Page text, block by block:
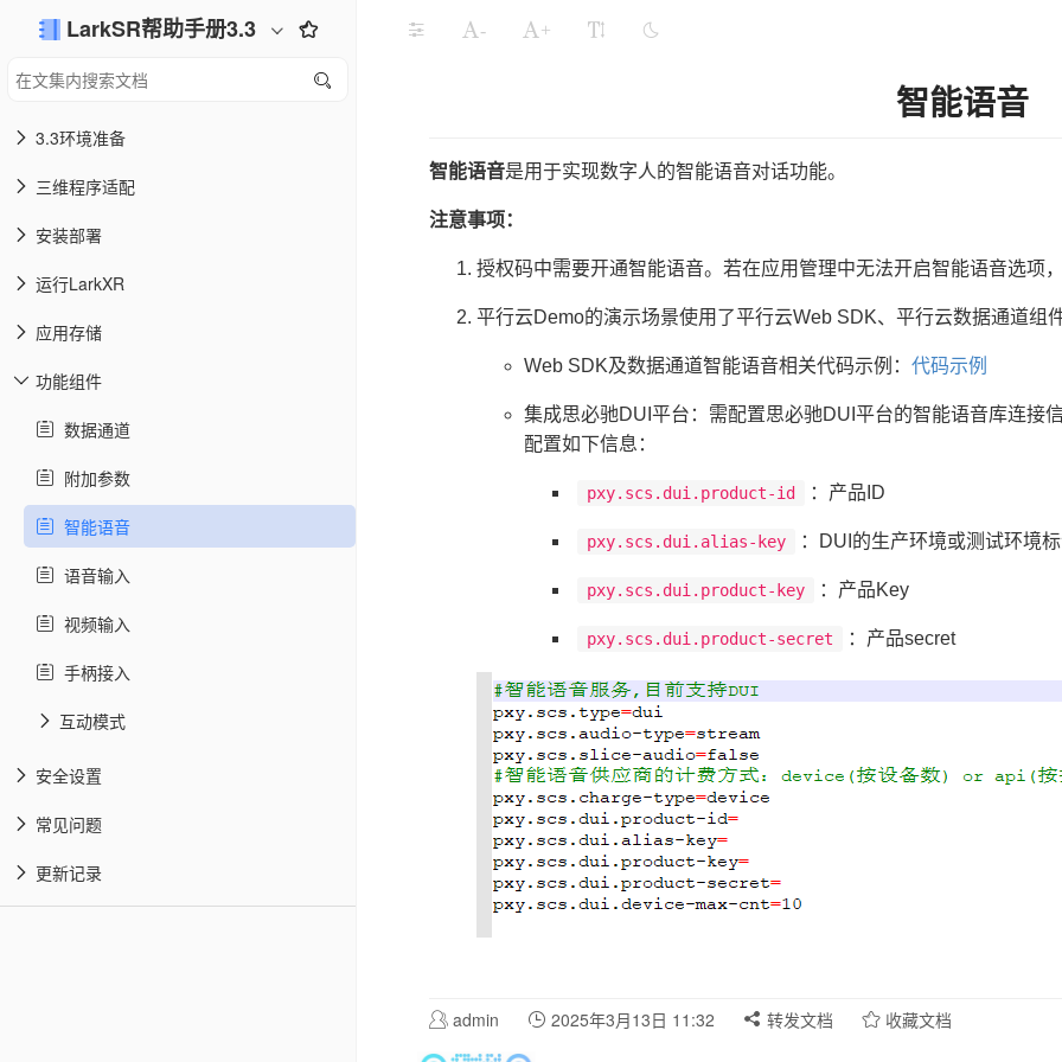
LarkSR帮助手册3.3
3.3环境准备
三维程序适配
安装部署
运行LarkXR
应用存储
功能组件
数据通道
附加参数
智能语音
语音输入
视频输入
手柄接入
互动模式
安全设置
常见问题
更新记录
- +
智能语音
智能语音是用于实现数字人的智能语音对话功能。
注意事项：
授权码中需要开通智能语音。若在应用管理中无法开启智能语音选项
平行云Demo的演示场景使用了平行云Web SDK、平行云数据通道组
Web SDK及数据通道智能语音相关代码示例： 代码示例
集成思必驰DUI平台：需配置思必驰DUI平台的智能语音库连接
配置如下信息：
pxy.scs.dui.product-id ：产品ID
pxy.scs.dui.alias-key ：DUI的生产环境或测试环境
pxy.scs.dui.product-key ：产品Key
pxy.scs.dui.product-secret ：产品secret
admin 2025年3月13日 11:32 转发文档 收藏文档